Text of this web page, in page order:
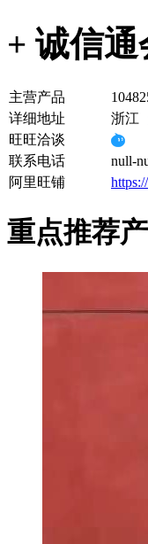
+ 诚信通
主营产品
详细地址
浙江
旺旺洽谈
联系电话
null-
阿里旺铺
重点推荐